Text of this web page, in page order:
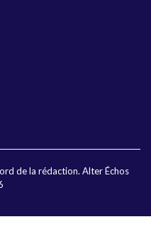
de la rédaction. Alter Échos